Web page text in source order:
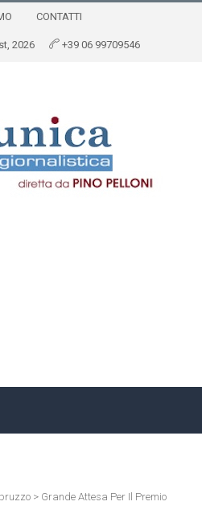
CONTATTI
2026 +39 06 99709546
> Grande Attesa Per Il Premio